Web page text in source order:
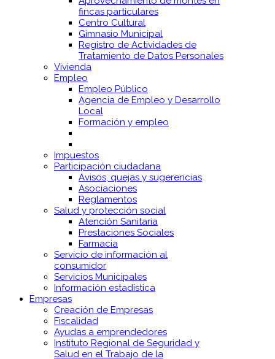
fincas particulares
Centro Cultural
Gimnasio Municipal
Registro de Actividades de
Tratamiento de Datos Personales
Vivienda
Empleo
Empleo Público
Agencia de Empleo y Desarrollo
Local
Formación y empleo
Impuestos
Participación ciudadana
Avisos, quejas y sugerencias
Asociaciones
Reglamentos
Salud y protección social
Atención Sanitaria
Prestaciones Sociales
Farmacia
Servicio de información al
consumidor
Servicios Municipales
Información estadística
Empresas
Creación de Empresas
Fiscalidad
Ayudas a emprendedores
Instituto Regional de Seguridad y
Salud en el Trabajo de la